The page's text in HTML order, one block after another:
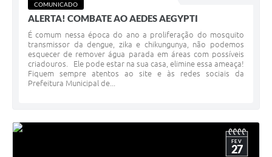
COMUNICADO
ALERTA! COMBATE AO AEDES AEGYPTI
É comum nessa época do ano a proliferação do mosquito
transmissor da dengue, zika e chikungunya, não podemos
esquecer de remover água parada em áreas com possíveis
criadouros. Ele pode estar na sua casa, elimine essa ameaça!
Fiquem sempre atentos ao site e às redes sociais da
Prefeitura Municipal de...
FEV
27